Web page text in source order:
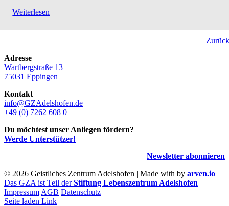
Weiterlesen
Zurück
Adresse
Wartbergstraße 13
75031 Eppingen
Kontakt
info@GZAdelshofen.de
+49 (0) 7262 608 0
Du möchtest unser Anliegen fördern?
Werde Unterstützer!
Newsletter abonnieren
© 2026 Geistliches Zentrum Adelshofen | Made with by arven.io |
Das GZA ist Teil derStiftung Lebenszentrum Adelshofen
Impressum AGB Datenschutz
Seite laden Link